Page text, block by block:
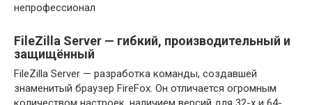
непрофессионал
FileZilla Server — гибкий, производительный и
защищённый
FileZilla Server — разработка команды, создавшей
знаменитый браузер FireFox. Он отличается огромным